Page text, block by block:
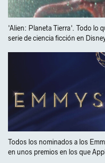
'Alien: Planeta Tierra'. Todo lo
serie de ciencia ficción en
Todos los nominados a los
en unos premios en los que